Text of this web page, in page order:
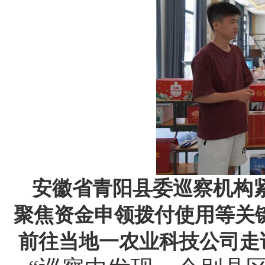
安徽省青阳县委巡察机构
聚焦资金申领拨付使用等关
前往当地一农业科技公司